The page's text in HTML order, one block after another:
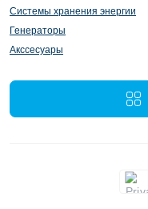
Системы хранения энергии
Генераторы
Акссесуары